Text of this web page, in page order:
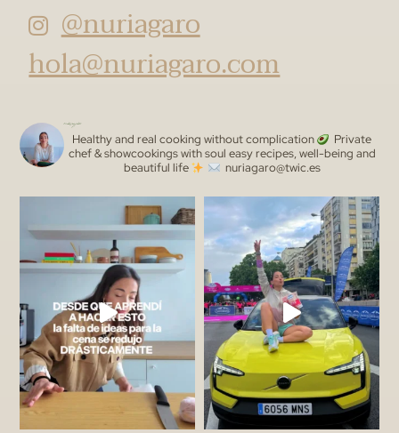
@nuriagaro
hola@nuriagaro.com
nuriagaro
Healthy and real cooking without complication
Private
chef & showcookings with soul easy recipes, well-being and
beautiful life
nuriagaro@twic.es